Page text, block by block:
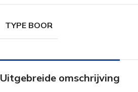
TYPE BOOR
Uitgebreide omschrijving